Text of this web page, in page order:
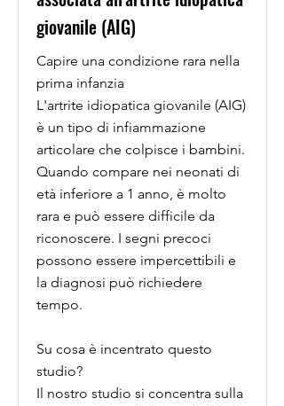
giovanile (AIG)
Capire una condizione rara nella
prima infanzia
L'artrite idiopatica giovanile (AIG)
è un tipo di infiammazione
articolare che colpisce i bambini.
Quando compare nei neonati di
età inferiore a 1 anno, è molto
rara e può essere difficile da
riconoscere. I segni precoci
possono essere impercettibili e
la diagnosi può richiedere
tempo.
Su cosa è incentrato questo
studio?
Il nostro studio si concentra sulla